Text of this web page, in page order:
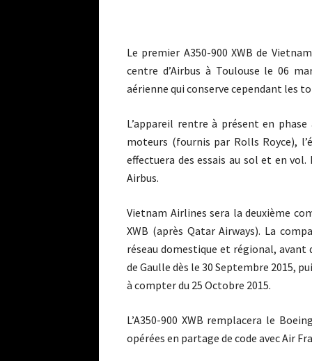
Le premier A350-900 XWB de
centre d’Airbus à Toulouse le 06
aérienne qui conserve cependant les
L’appareil rentre à présent en
moteurs (fournis par Rolls Royce),
effectuera des essais au sol et en
Airbus.
Vietnam Airlines sera la deuxième
XWB (après Qatar Airways). La
réseau domestique et régional,
de Gaulle dès le 30 Septembre 2015,
à compter du 25 Octobre 2015.
L’A350-900 XWB remplacera le
opérées en partage de code avec Air